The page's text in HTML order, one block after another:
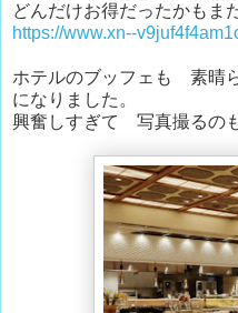
どんだけお得だったかもま
https://www.xn--
ホテルのブッフェも 素晴
になりました。
興奮しすぎて 写真撮るの